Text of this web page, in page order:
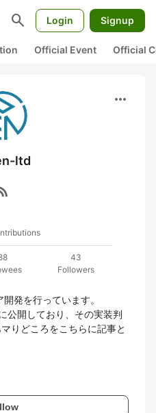
search Login Signup
Official Event Official
more_horiz
ltd
43
Followers
発を行っています。
公開しており、その実装判
りどころをこちらに記事と